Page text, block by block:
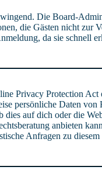
Die Board-
die Gästen nicht zur
da sie schnell
Privacy Protection
persönliche Daten
dies auf dich oder die
anbieten
Anfragen zu